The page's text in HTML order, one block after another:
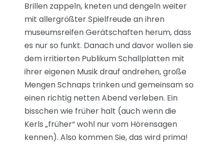
Brillen zappeln, kneten und dengeln weiter
mit allergrößter Spielfreude an ihren
museumsreifen Gerätschaften herum, dass
es nur so funkt. Danach und davor wollen sie
dem irritierten Publikum Schallplatten mit
ihrer eigenen Musik drauf andrehen, große
Mengen Schnaps trinken und gemeinsam so
einen richtig netten Abend verleben. Ein
bisschen wie früher halt (auch wenn die
Kerls „früher“ wohl nur vom Hörensagen
kennen). Also kommen Sie, das wird prima!